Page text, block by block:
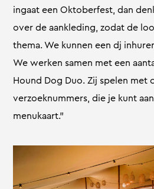
ingaat een Oktoberfest, dan
over de aankleding, zodat de
thema. We kunnen een dj
We werken samen met een
Hound Dog Duo. Zij spelen met
verzoeknummers, die je kunt
menukaart.”